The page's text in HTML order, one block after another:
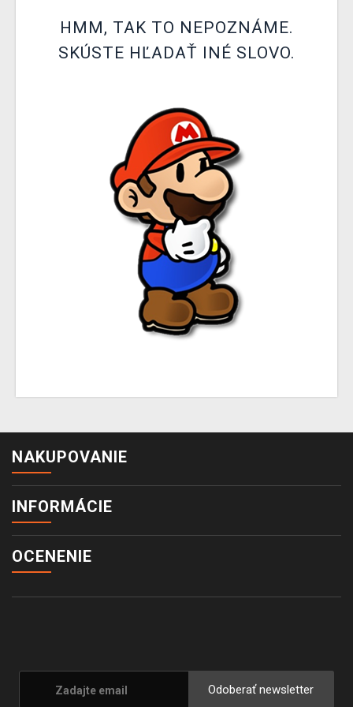
XZONE KLUBHMM, TAK TO NEPOZNÁME.
SKÚSTE HĽADAŤ INÉ SLOVO.
NAKUPOVANIE
INFORMÁCIE
OCENENIE
Odoberať newsletter